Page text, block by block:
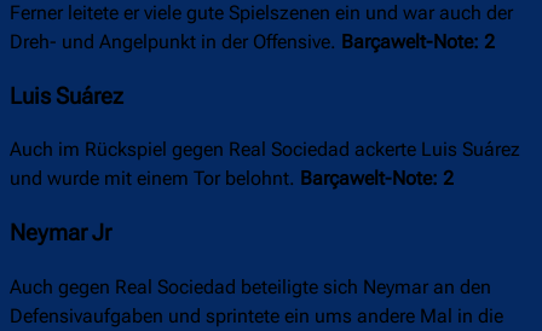
Ferner leitete er viele gute Spielszenen ein und war auch der
Dreh- und Angelpunkt in der Offensive. Barçawelt-Note: 2
Luis Suárez
Auch im Rückspiel gegen Real Sociedad ackerte Luis Suárez
und wurde mit einem Tor belohnt. Barçawelt-Note: 2
Neymar Jr
Auch gegen Real Sociedad beteiligte sich Neymar an den
Defensivaufgaben und sprintete ein ums andere Mal in die